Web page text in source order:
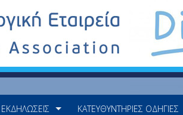
ΕΚΔΗΛΏΣΕΙΣ ΚΑΤΕΥΘΥΝΤΉΡΙΕΣ ΟΔΗΓΊΕΣ